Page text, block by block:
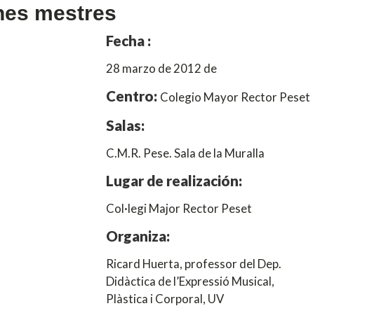
mestres
Fecha :
28 marzo de 2012 de
Centro: Colegio Mayor Rector Peset
Salas:
C.M.R. Pese. Sala de la Muralla
Lugar de realización:
Col·legi Major Rector Peset
Organiza:
Ricard Huerta, professor del Dep.
Didàctica de l’Expressió Musical,
Plàstica i Corporal, UV